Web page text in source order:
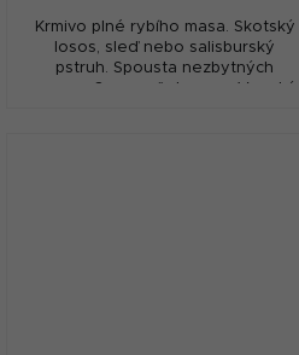
Krmivo plné rybího masa. Skotský
losos, sleď nebo salisburský
pstruh. Spousta nezbytných